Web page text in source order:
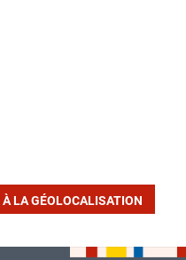
À LA GÉOLOCALISATION